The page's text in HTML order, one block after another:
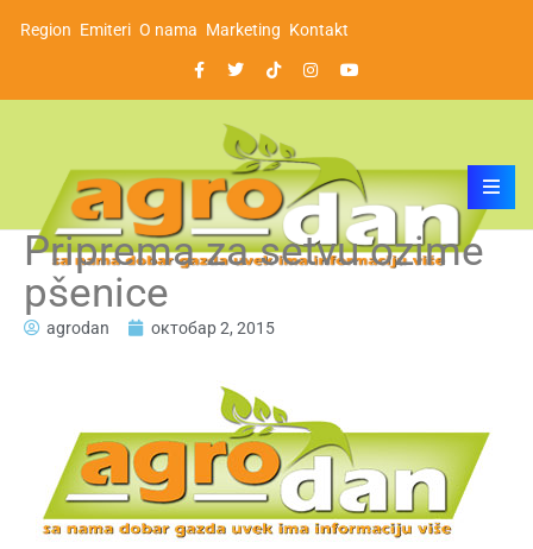
Region Emiteri O nama Marketing Kontakt
Priprema za setvu ozime
pšenice
agrodan октобар 2, 2015